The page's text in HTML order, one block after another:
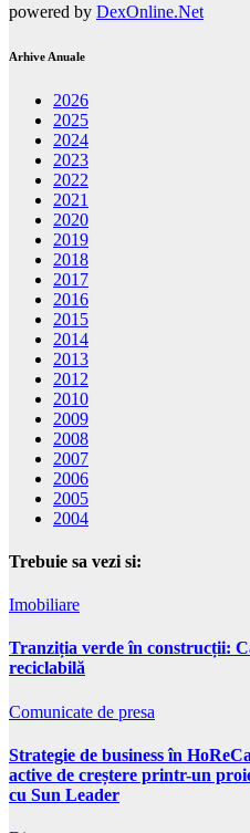
powered by DexOnline.Net
Arhive Anuale
2026
2025
2024
2023
2022
2021
2020
2019
2018
2017
2016
2015
2014
2013
2012
2010
2009
2008
2007
2006
2005
2004
Trebuie sa vezi si:
Imobiliare
Tranziția verde în construcții:
reciclabilă
Comunicate de presa
Strategie de business în
active de creștere printr-un
cu Sun Leader